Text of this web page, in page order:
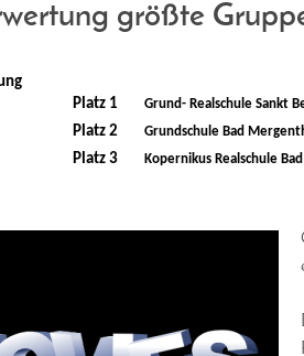
größte
Platz 1 Grund- Realschule Sankt
Platz 2 Grundschule Bad
Platz 3 Kopernikus Realschule